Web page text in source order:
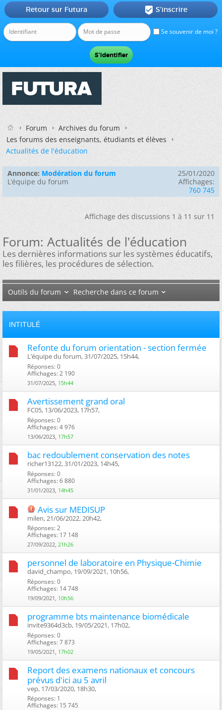
Se souvenir de moi ?
Retour sur Futura  S'inscrire
Forum
Archives du forum
Les forums des enseignants, étudiants et élèves
Actualités de l'éducation
Annonce: Modération du forum
L’équipe du forum
25/01/2020
Affichages:
760 745
Affichage des discussions 1 à 11 sur 11
Forum:Actualités de l'éducation
Les dernières informations sur les systèmes éducatifs,
les filières, les procédures de sélection.
Outils du forum Recherche dans ce forum
INTITULÉ
Refonte du forum orientation - section fermée
L’équipe du forum, 31/07/2025, 15h44, ‎
Réponses: 0
Affichages: 2 190
31/07/2025, 15h44
Avertissement grand oral
FC05, 13/06/2023, 17h57, ‎
Réponses: 0
Affichages: 4 976
13/06/2023, 17h57
bac redoublement conservation des notes
richer13122, 31/01/2023, 14h45, ‎
Réponses: 0
Affichages: 6 880
31/01/2023, 14h45
Avis sur MEDISUP
milen, 21/06/2022, 20h42, ‎
Réponses: 2
Affichages: 17 148
27/09/2022, 21h26
personnel de laboratoire en Physique-Chimie
david_champo, 19/09/2021, 10h56, ‎
Réponses: 0
Affichages: 14 748
19/09/2021, 10h56
programme bts maintenance biomédicale
invite9364d3cb, 19/05/2021, 17h02, ‎
Réponses: 0
Affichages: 7 873
19/05/2021, 17h02
Report des examens nationaux et concours
prévus d'ici au 5 avril
vep, 17/03/2020, 18h30, ‎
Réponses: 1
Affichages: 15 745